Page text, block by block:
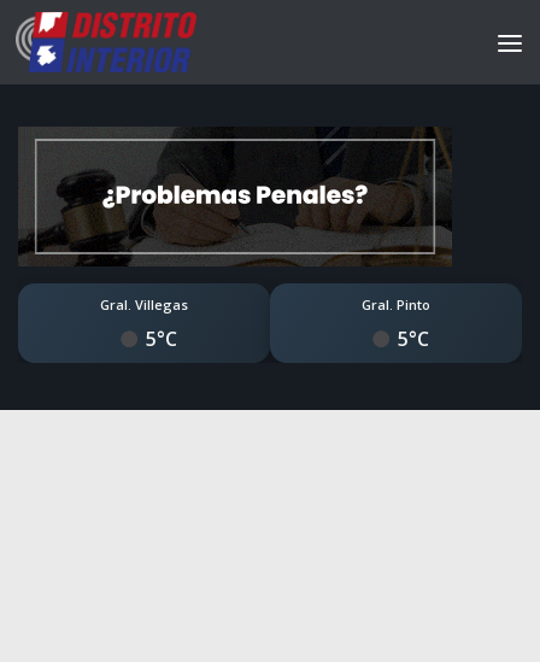
Gral. Villegas
5°C
Gral. Pinto
5°C